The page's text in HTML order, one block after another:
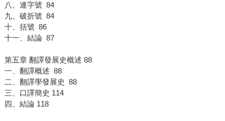
八、連字號 84
九、破折號 84
十、括號 86
十一、結論 87
第五章 翻譯發展史概述 88
一、翻譯概述 88
二、翻譯學發展史 88
三、口譯簡史 114
四、結論 118